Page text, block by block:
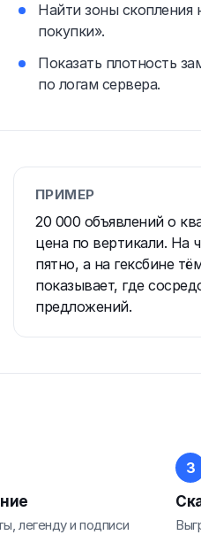
Найти зоны скопления
покупки».
Показать плотность
по логам сервера.
ПРИМЕР
20 000 объявлений о
цена по вертикали. На
пятно, а на гексбине
показывает, где
предложений.
легенду и подписи